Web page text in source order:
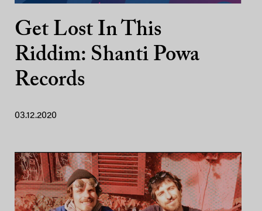
Get Lost In This
Riddim: Shanti Powa
Records
03.12.2020